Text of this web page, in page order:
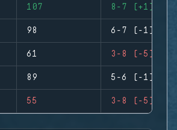
107 8-7 (+1)
98 6-7 (-1)
61 3-8 (-5)
89 5-6 (-1)
55 3-8 (-5)